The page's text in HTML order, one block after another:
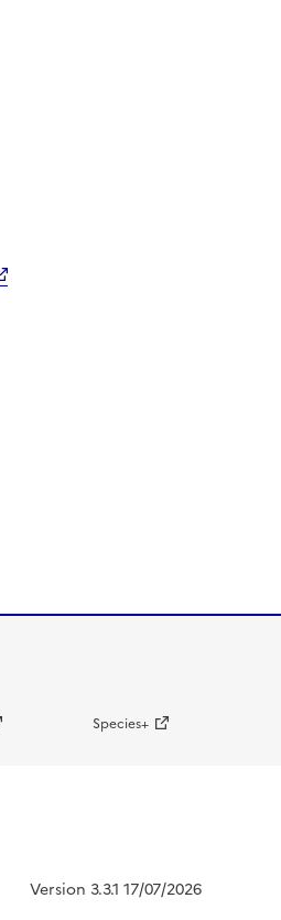
Species+
Version 3.3.1 17/07/2026